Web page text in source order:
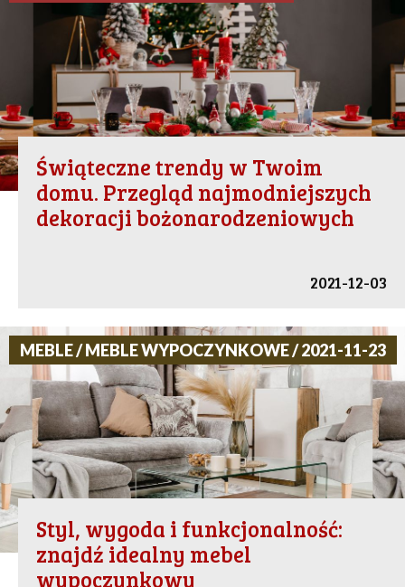
Świąteczne trendy w Twoim
domu. Przegląd najmodniejszych
dekoracji bożonarodzeniowych
2021-12-03
MEBLE / MEBLE WYPOCZYNKOWE / 2021-11-23
Styl, wygoda i funkcjonalność:
znajdź idealny mebel
wypoczynkowy